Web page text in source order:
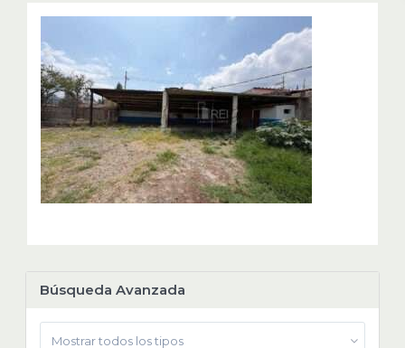
Búsqueda Avanzada
Mostrar todos los tipos